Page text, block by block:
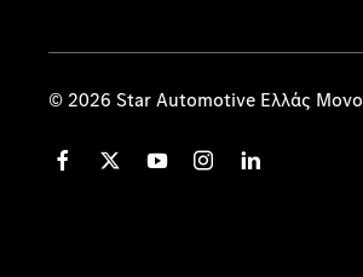
© 2026 Star Automotive Ελλάς